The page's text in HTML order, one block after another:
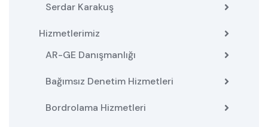
Serdar Karakuş
Hizmetlerimiz
AR-GE Danışmanlığı
Bağımsız Denetim Hizmetleri
Bordrolama Hizmetleri